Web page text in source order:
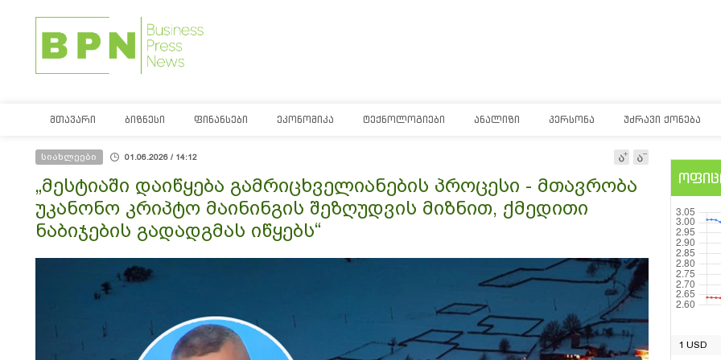
ᲛᲗᲐᲕᲐᲠᲘ ᲑᲘᲖᲜᲔᲡᲘ ᲤᲘᲜᲐᲜᲡᲔᲑᲘ ᲔᲙᲝᲜᲝᲛᲘᲙᲐ ᲢᲔᲥᲜᲝᲚᲝᲒᲘᲔᲑᲘ ᲐᲜᲐᲚᲘᲖᲘ ᲞᲔᲠᲡᲝᲜᲐ ᲣᲫᲠᲐᲕᲘ ᲥᲝᲜᲔᲑᲐ
სიახლეები 01.06.2026 / 14:12
„მესტიაში დაიწყება გამრიცხველიანების პროცესი - მთავრობა
უკანონო კრიპტო მაინინგის შეზღუდვის მიზნით, ქმედითი
ნაბიჯების გადადგმას იწყებს“
1 USD